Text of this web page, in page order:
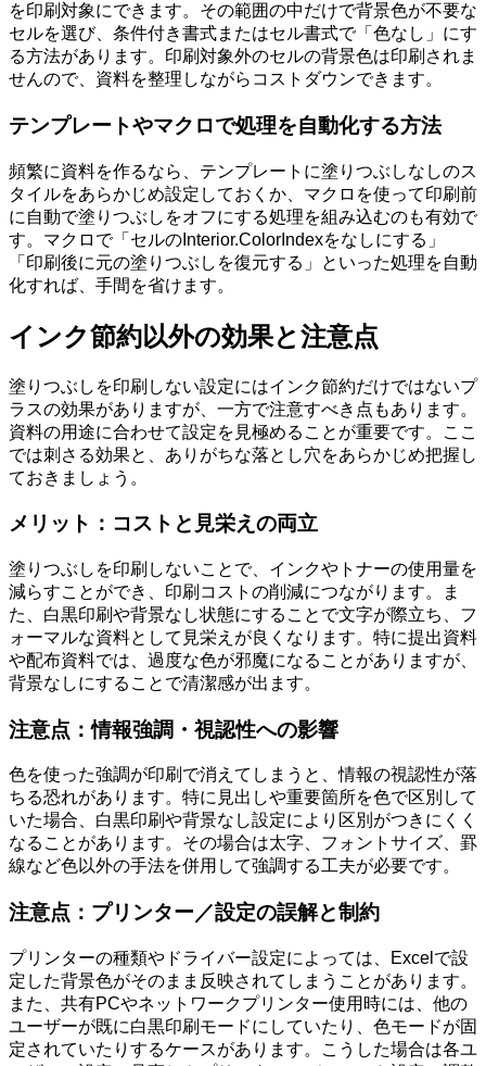
を印刷対象にできます。その範囲の中だけで背景色が不要な
セルを選び、条件付き書式またはセル書式で「色なし」にす
る方法があります。印刷対象外のセルの背景色は印刷されま
せんので、資料を整理しながらコストダウンできます。
テンプレートやマクロで処理を自動化する方法
頻繁に資料を作るなら、テンプレートに塗りつぶしなしのス
タイルをあらかじめ設定しておくか、マクロを使って印刷前
に自動で塗りつぶしをオフにする処理を組み込むのも有効で
す。マクロで「セルのInterior.ColorIndexをなしにする」
「印刷後に元の塗りつぶしを復元する」といった処理を自動
化すれば、手間を省けます。
インク節約以外の効果と注意点
塗りつぶしを印刷しない設定にはインク節約だけではないプ
ラスの効果がありますが、一方で注意すべき点もあります。
資料の用途に合わせて設定を見極めることが重要です。ここ
では刺さる効果と、ありがちな落とし穴をあらかじめ把握し
ておきましょう。
メリット：コストと見栄えの両立
塗りつぶしを印刷しないことで、インクやトナーの使用量を
減らすことができ、印刷コストの削減につながります。ま
た、白黒印刷や背景なし状態にすることで文字が際立ち、フ
ォーマルな資料として見栄えが良くなります。特に提出資料
や配布資料では、過度な色が邪魔になることがありますが、
背景なしにすることで清潔感が出ます。
注意点：情報強調・視認性への影響
色を使った強調が印刷で消えてしまうと、情報の視認性が落
ちる恐れがあります。特に見出しや重要箇所を色で区別して
いた場合、白黒印刷や背景なし設定により区別がつきにくく
なることがあります。その場合は太字、フォントサイズ、罫
線など色以外の手法を併用して強調する工夫が必要です。
注意点：プリンター／設定の誤解と制約
プリンターの種類やドライバー設定によっては、Excelで設
定した背景色がそのまま反映されてしまうことがあります。
また、共有PCやネットワークプリンター使用時には、他の
ユーザーが既に白黒印刷モードにしていたり、色モードが固
定されていたりするケースがあります。こうした場合は各ユ